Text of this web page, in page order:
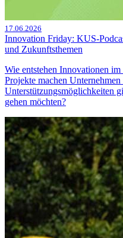
17.06.2026
Innovation Friday: KUS-
und Zukunftsthemen
Wie entstehen Innovationen
Projekte machen
Unterstützungsmöglichkeiten
gehen möchten?